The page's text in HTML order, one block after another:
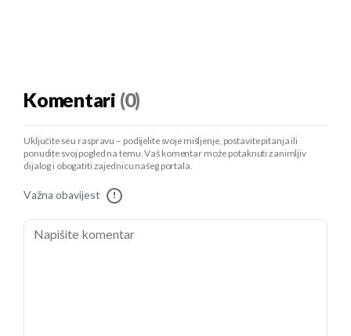
Komentari (0)
Uključite se u raspravu – podijelite svoje mišljenje, postavite pitanja ili
ponudite svoj pogled na temu. Vaš komentar može potaknuti zanimljiv
dijalog i obogatiti zajednicu našeg portala.
Važna obavijest !